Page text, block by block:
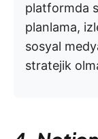
platformda
planlama,
sosyal
stratejik